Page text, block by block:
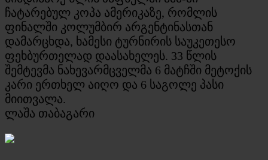
ჩატარებულ კოპა ამერიკაზე, რომლის
ფინალში კოლუმბირ არგენტინასთან
დამარცხდა, ხამესი ტურნირის საუკეთესო
ფეხბურთელად დაასახელეს. 33 წლის
შემტევმა ნახევარმცველმა 6 მატჩში მეტოქის
კარი ერთხელ აიღო და 6 საგოლე პასი
მიითვალა.
ლაშა თაბაგარი